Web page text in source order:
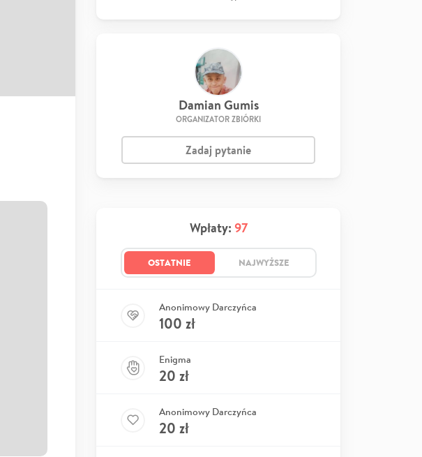
Damian Gumis
ORGANIZATOR ZBIÓRKI
Zadaj pytanie
Wpłaty: 97
OSTATNIE NAJWYŻSZE
Anonimowy Darczyńca
100 zł
Enigma
20 zł
Anonimowy Darczyńca
20 zł